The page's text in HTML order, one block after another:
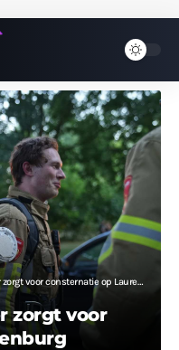
voor consternatie op Laurenburg
zorgt voor